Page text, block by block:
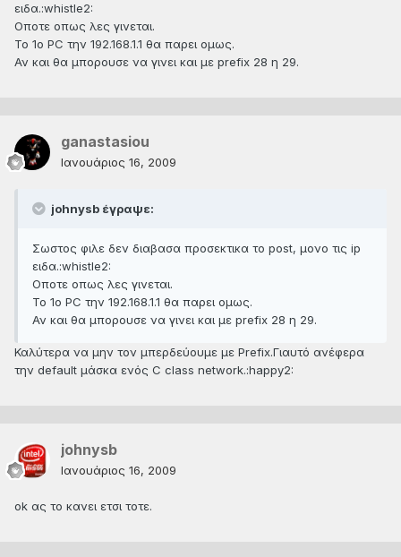
ειδα.:whistle2:
Oποτε οπως λες γινεται.
Το 1ο PC την 192.168.1.1 θα παρει ομως.
Αν και θα μπορουσε να γινει και με prefix 28 η 29.
ganastasiou
Ιανουάριος 16, 2009
johnysb έγραψε:
Σωστος φιλε δεν διαβασα προσεκτικα το post, μονο τις ip
ειδα.:whistle2:
Oποτε οπως λες γινεται.
Το 1ο PC την 192.168.1.1 θα παρει ομως.
Αν και θα μπορουσε να γινει και με prefix 28 η 29.
Καλύτερα να μην τον μπερδεύουμε με Prefix.Γιαυτό ανέφερα
την default μάσκα ενός C class network.:happy2:
johnysb
Ιανουάριος 16, 2009
ok ας το κανει ετσι τοτε.